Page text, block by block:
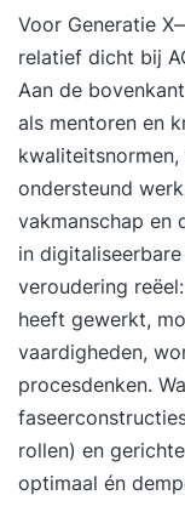
nadruk met 10
ligt. De
afgetoetst
inspecteren en
controleren
sturen met een
pallets het
pallets uit de
stapelen van
IBC's (video)
inrijstelling te
hanteren van
met een brede
trailers en
de juist plek
Voor Generatie
relatief dicht bij
Aan de
als mentoren en
kwaliteitsnormen,
ondersteund
vakmanschap en
in
veroudering
heeft gewerkt,
vaardigheden,
procesdenken.
rollen) en
optimaal én